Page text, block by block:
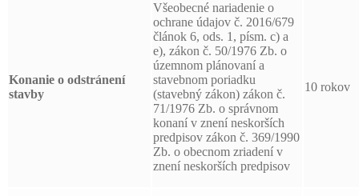
Konanie o odstránení
stavby
Všeobecné nariadenie o
ochrane údajov č. 2016/679
článok 6, ods. 1, písm. c) a
e), zákon č. 50/1976 Zb. o
územnom plánovaní a
stavebnom poriadku
(stavebný zákon) zákon č.
71/1976 Zb. o správnom
konaní v znení neskorších
predpisov zákon č. 369/1990
Zb. o obecnom zriadení v
znení neskorších predpisov
10 rokov